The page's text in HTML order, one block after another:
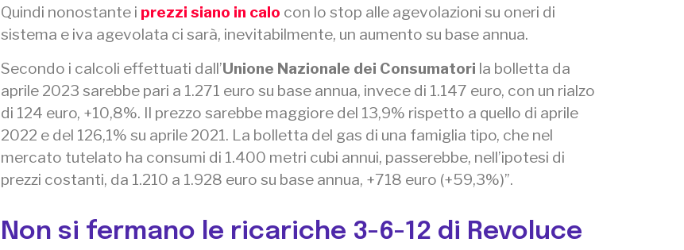
Quindi nonostante i prezzi siano in calo con lo stop alle agevolazioni su oneri di
sistema e iva agevolata ci sarà, inevitabilmente, un aumento su base annua.
Secondo i calcoli effettuati dall’Unione Nazionale dei Consumatori la bolletta da
aprile 2023 sarebbe pari a 1.271 euro su base annua, invece di 1.147 euro, con un rialzo
di 124 euro, +10,8%. Il prezzo sarebbe maggiore del 13,9% rispetto a quello di aprile
2022 e del 126,1% su aprile 2021. La bolletta del gas di una famiglia tipo, che nel
mercato tutelato ha consumi di 1.400 metri cubi annui, passerebbe, nell’ipotesi di
prezzi costanti, da 1.210 a 1.928 euro su base annua, +718 euro (+59,3%)”.
Non si fermano le ricariche 3-6-12 di Revoluce